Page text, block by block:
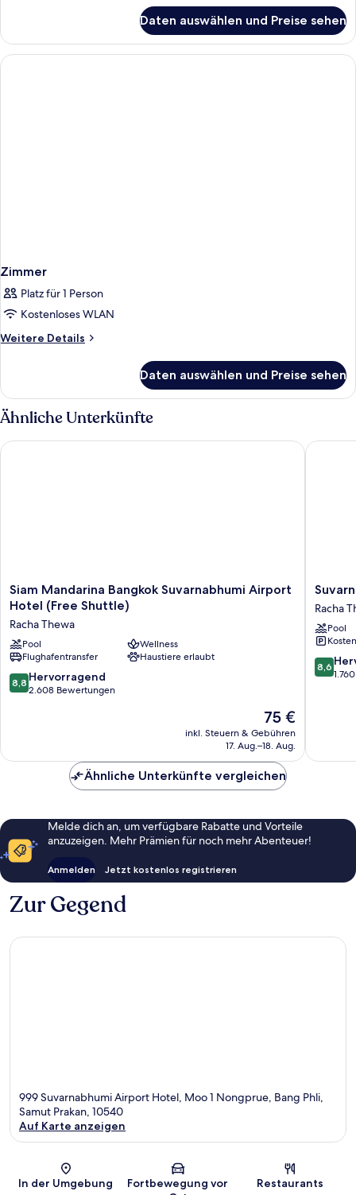
Daten auswählen und Preise sehen
Zimmer
Platz für 1 Person
Kostenloses WLAN
Weitere Details
Weitere
Daten auswählen und Preise sehen
Ähnliche Unterkünfte
Siam
Mandarina
Bangkok
Suvarnabhumi
Airport
Hotel
(Free
Shuttle)
Siam Mandarina Bangkok Suvarnabhumi Airport
Hotel (Free Shuttle)
Racha Thewa
Pool
Wellness
Flughafentransfer
Haustiere erlaubt
8.8
von
8,8 Hervorragend
2.608 Bewertungen
Der
Preis
beträgt
75 €
inkl. Steuern & Gebühren
17. Aug.–18. Aug.
Siam Mandarina Bangkok Suvarnabhumi Airport Hotel (Free
Ville
Airport
Hotel
Racha
Thewa
Racha
Pool
8.6
von
8,6
Ähnliche Unterkünfte vergleichen
Melde dich an, um verfügbare Rabatte und Vorteile
anzuzeigen. Mehr Prämien für noch mehr Abenteuer!
Anmelden Jetzt kostenlos registrieren
Zur Gegend
999 Suvarnabhumi Airport Hotel, Moo 1 Nongprue, Bang Phli,
Samut Prakan, 10540
Auf Karte anzeigen
In der Umgebung
Fortbewegung vor
Restaurants